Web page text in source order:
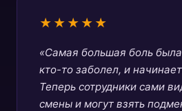
★★★★★
«Самая большая боль
кто-то заболел, и
Теперь сотрудники сами
смены и могут взять